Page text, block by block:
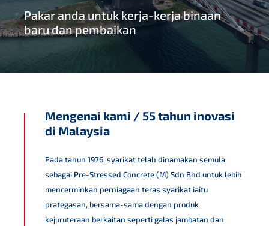
Pakar anda untuk kerja-kerja binaan
baru dan pembaikan
Mengenai kami / 55tahun inovasi
di Malaysia
Pada tahun 1976, syarikat telah dinamakan semula
sebagai Pre-Stressed Concrete (M) Sdn Bhd untuk lebih
mencerminkan perniagaan teras syarikat iaitu
prategasan, bersama-sama dengan produk
kejuruteraan berkaitan seperti galas jambatan dan